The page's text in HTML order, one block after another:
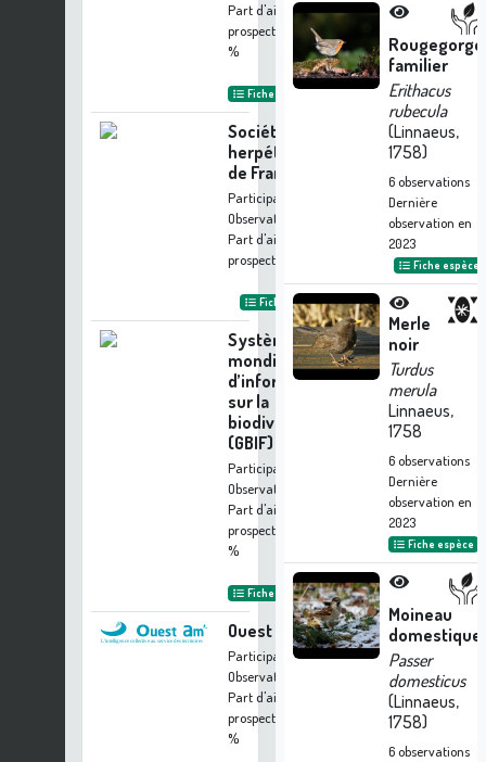
Part d'aide à la
prospection :
0.23
%
Fiche organisme
Société
herpétologique
de France
Participation à 3
Observations
Part d'aide à la
prospection :
Fiche organisme
Système
mondial
d’information
sur la
biodiversité
(GBIF)
Participation à 2
Observations
Part d'aide à la
prospection :
%
Fiche organisme
Ouest Am'
Participation à 1
Observation
Part d'aide à la
prospection :
%
Rougegorge
familier
Erithacus
rubecula
(Linnaeus,
1758)
6observations
Dernière
observation en
2023
Fiche espèce
Merle
noir
Turdus
merula
Linnaeus,
1758
6observations
Dernière
observation en
2023
Fiche espèce
Moineau
domestique
Passer
domesticus
(Linnaeus,
1758)
6observations